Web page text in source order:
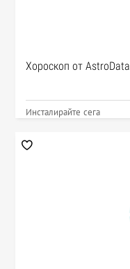
Хороскоп от AstroData
Инсталирайте сега